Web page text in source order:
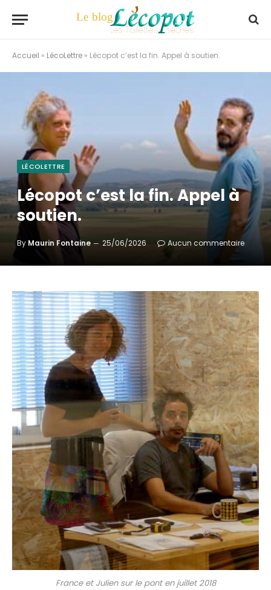
Accueil » LécoLettre » Lécopot c’est la fin. Appel à soutien.
LÉCOLETTRE
Lécopot c’est la fin. Appel à
soutien.
By Maurin Fontaine 25/06/2026 Aucun commentaire
France et Julien sur le pont en juillet 2018